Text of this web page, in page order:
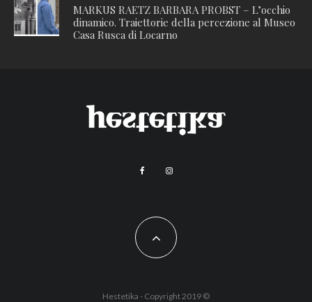
MARKUS RAETZ BARBARA PROBST – L’occhio
dinamico. Traiettorie della percezione al Museo
Casa Rusca di Locarno
Hestetika - Copyright 2019 ©